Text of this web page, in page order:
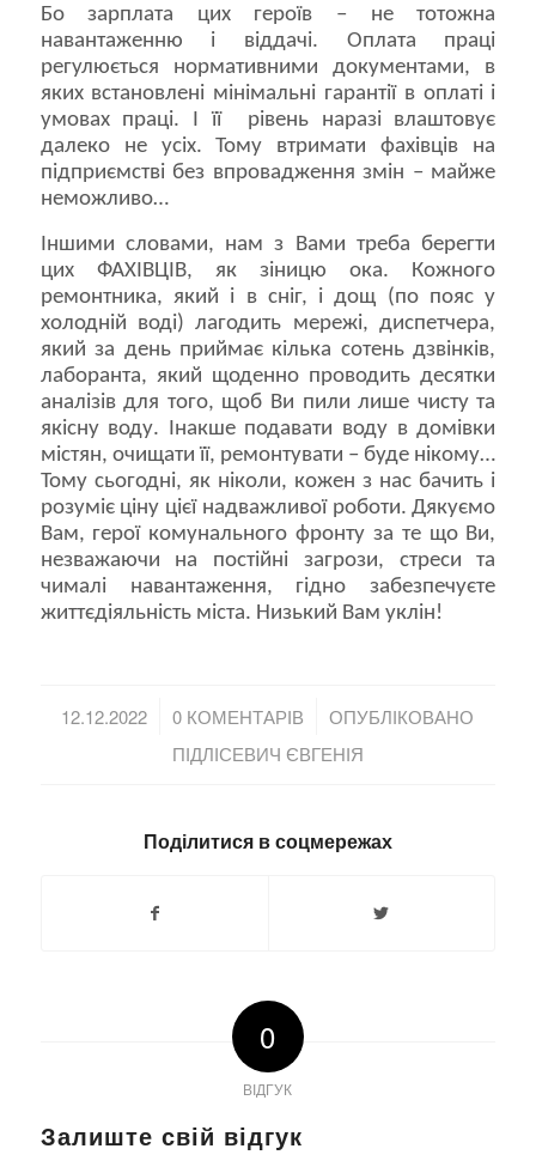
Бо зарплата цих героїв – не тотожна
навантаженню і віддачі. Оплата праці
регулюється нормативними документами, в
яких встановлені мінімальні гарантії в оплаті і
умовах праці. І її рівень наразі влаштовує
далеко не усіх. Тому втримати фахівців на
підприємстві без впровадження змін – майже
неможливо…
Іншими словами, нам з Вами треба берегти
цих ФАХІВЦІВ, як зіницю ока. Кожного
ремонтника, який і в сніг, і дощ (по пояс у
холодній воді) лагодить мережі, диспетчера,
який за день приймає кілька сотень дзвінків,
лаборанта, який щоденно проводить десятки
аналізів для того, щоб Ви пили лише чисту та
якісну воду. Інакше подавати воду в домівки
містян, очищати її, ремонтувати – буде нікому…
Тому сьогодні, як ніколи, кожен з нас бачить і
розуміє ціну цієї надважливої роботи. Дякуємо
Вам, герої комунального фронту за те що Ви,
незважаючи на постійні загрози, стреси та
чималі навантаження, гідно забезпечуєте
життєдіяльність міста. Низький Вам уклін!
12.12.2022
/ 0 КОМЕНТАРІВ
/
ОПУБЛІКОВАНО
ПІДЛІСЕВИЧ ЄВГЕНІЯ
Поділитися в соцмережах
0
ВІДГУК
Залиште свій відгук